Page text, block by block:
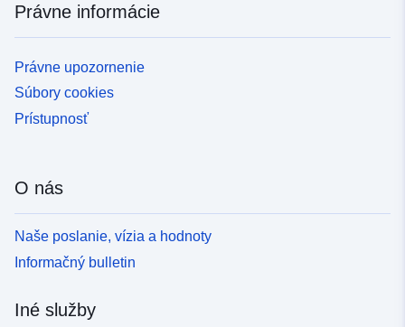
Právne informácie
Právne upozornenie
Súbory cookies
Prístupnosť
O nás
Naše poslanie, vízia a hodnoty
Informačný bulletin
Iné služby